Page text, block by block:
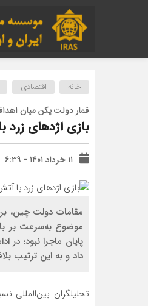
خانه اقتصادی
قمار دولت پکن میان
بازی اژدهای زرد
۱۱ خرداد ۱۴۰۱ - ۶:۳۹
مقامات دولت چین،
موضوع به‌سرعت بر
داد و به این ترتیب
تحلیلگران